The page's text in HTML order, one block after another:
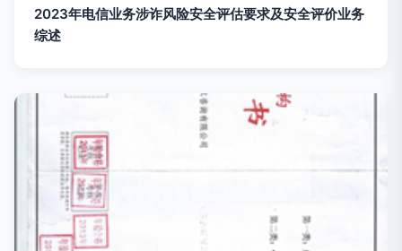
2023年电信业务涉诈风险安全评估要求及安全评价业务
综述